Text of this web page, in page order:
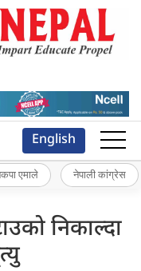
English
एमाले नेपाली कांग्रेस
निकाल्दा